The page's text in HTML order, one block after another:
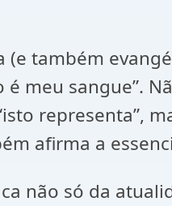
também
meu sangue”.
representa”,
afirma a
não só da